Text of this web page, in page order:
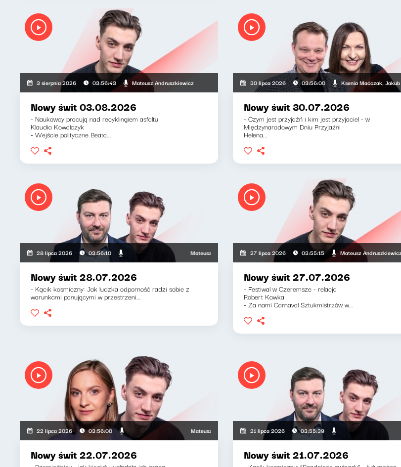
3 sierpnia 2026 03:56:43 Mateusz Andruszkiewicz
Nowy świt 03.08.2026
- Naukowcy pracują nad recyklingiem asfaltu
Klaudia Kowalczyk
- Wejście polityczne Beata...
30 lipca 2026 03:56:00 Ksenia Maćczak,
Nowy świt 30.07.2026
- Czym jest przyjaźń i kim jest przyjaciel - w
Międzynarodowym Dniu Przyjaźni
Helena...
28 lipca 2026 03:56:10 Mateusz Andruszkiewicz, Klaudiusz Slezak
Nowy świt 28.07.2026
- Kącik kosmiczny: Jak ludzka odporność radzi sobie z
warunkami panującymi w przestrzeni...
27 lipca 2026 03:55:15 Mateusz
Nowy świt 27.07.2026
- Festiwal w Czeremsze - relacja
Robert Kawka
- Za nami Carnaval Sztukmistrzów w...
22 lipca 2026 03:56:00 Mateusz Andruszkiewicz, Zuzanna Iłenda
Nowy świt 22.07.2026
21 lipca 2026 03:55:39
Nowy świt 21.07.2026